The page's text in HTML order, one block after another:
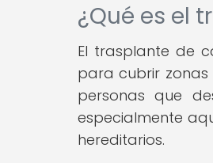
¿Qué es el
El trasplante de
para cubrir
personas que
especialmente
hereditarios.